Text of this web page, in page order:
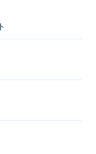
プグレードし、
せましょう。
たのは誰です
によって作成さ
のゲームです!
プレイする